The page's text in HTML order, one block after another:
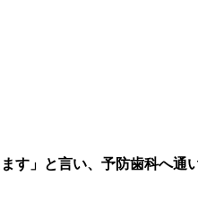
す」と言い、予防歯科へ通